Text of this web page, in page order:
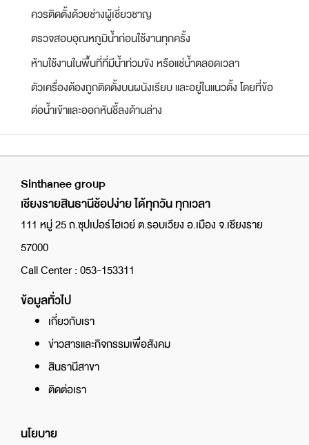
ควรติดตั้งด้วยช่างผู้เชี่ยวชาญ
ตรวจสอบอุณหภูมิน้ำก่อนใช้งานทุกครั้ง
ห้ามใช้งานในพื้นที่ที่มีน้ำท่วมขัง หรือแช่น้ำตลอดเวลา
ตัวเครื่องต้องถูกติดตั้งบนผนังเรียบ และอยู่ในแนวตั้ง โดยที่ข้อ
ต่อน้ำเข้าและออกหันชี้ลงด้านล่าง
Sinthanee group
เชียงรายสินธานีช้อปง่าย ได้ทุกวัน ทุกเวลา
111 หมู่ 25 ถ.ซุปเปอร์ไฮเวย์ ต.รอบเวียง อ.เมือง จ.เชียงราย
57000
Call Center : 053-153311
ข้อมูลทั่วไป
เกี่ยวกับเรา
ข่าวสารและกิจกรรมเพื่อสังคม
สินธานีสาขา
ติดต่อเรา
นโยบาย